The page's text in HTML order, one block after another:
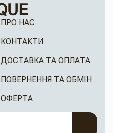
ПРО НАС
КОНТАКТИ
ДОСТАВКА ТА ОПЛАТА
ПОВЕРНЕННЯ ТА ОБМІН
ОФЕРТА